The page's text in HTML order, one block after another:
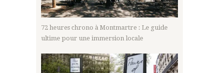
72 heures chrono à Montmartre : Le guide
ultime pour une immersion locale